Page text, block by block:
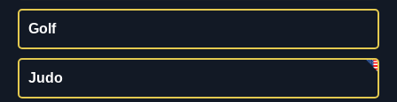
Golf
Judo